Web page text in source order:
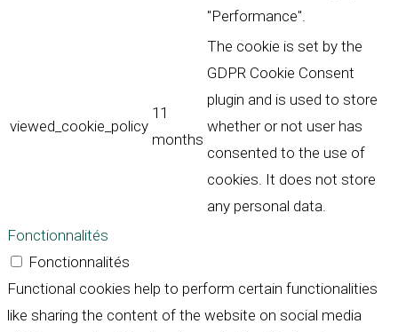
"Performance".
viewed_cookie_policy
11
months
The cookie is set by the
GDPR Cookie Consent
plugin and is used to store
whether or not user has
consented to the use of
cookies. It does not store
any personal data.
Fonctionnalités
Fonctionnalités
Functional cookies help to perform certain functionalities
like sharing the content of the website on social media